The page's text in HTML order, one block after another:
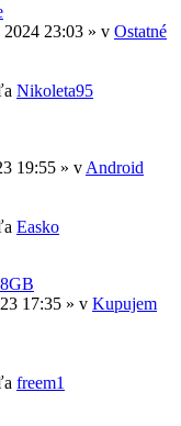
2024 23:03 » v Ostatné
Nikoleta95
19:55 » v Android
Easko
17:35 » v Kupujem
freem1